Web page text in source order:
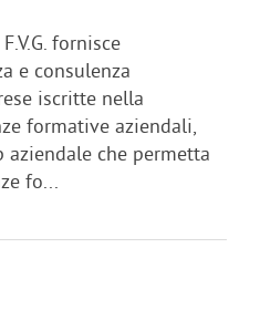
fornisce
e consulenza
iscritte nella
formative aziendali,
aziendale che permetta
fo...